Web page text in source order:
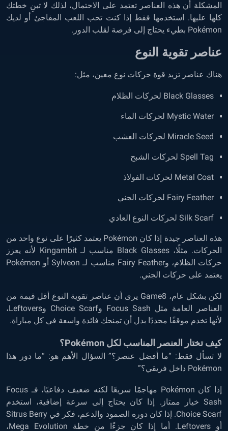
المشكلة أن هذه العناصر تعتمد على الاحتمال، لذلك لا تبنِ خطتك
كلها عليها. استخدمها فقط إذا كنت تحب اللعب المفاجئ أو لديك
Pokémon بطيء يحتاج إلى فرصة لقلب الدور.
عناصر تقوية النوع
هناك عناصر تزيد قوة حركات نوع معين، مثل:
Black Glasses لحركات الظلام
Mystic Water لحركات الماء
Miracle Seed لحركات العشب
Spell Tag لحركات الشبح
Metal Coat لحركات الفولاذ
Fairy Feather لحركات الجني
Silk Scarf لحركات النوع العادي
هذه العناصر جيدة إذا كان Pokémon يعتمد كثيرًا على نوع واحد من
الحركات. مثلًا، Black Glasses مناسب لـ Kingambit لأنه يعزز
حركات الظلام، وFairy Feather مناسب لـ Sylveon أو Pokémon
يعتمد على حركات الجني.
لكن بشكل عام، Game8 يرى أن عناصر تقوية النوع أقل قيمة من
العناصر العامة مثل Focus Sash وChoice Scarf وLeftovers،
لأنها تخدم موقفًا محددًا بدل أن تمنحك فائدة واسعة في كل مباراة.
كيف تختار العنصر المناسب لكل Pokémon؟
لا تسأل فقط: “ما أفضل عنصر؟” السؤال الأهم هو: “ما دور هذا
Pokémon داخل فريقي؟”
إذا كان Pokémon مهاجمًا سريعًا لكنه ضعيف دفاعيًا، فـ Focus
Sash خيار ممتاز. إذا كان يحتاج إلى سرعة إضافية، استخدم
Choice Scarf. إذا كان دوره الصمود والدعم، فكر في Sitrus Berry
أو Leftovers. أما إذا كان جزءًا من خطة Mega Evolution،